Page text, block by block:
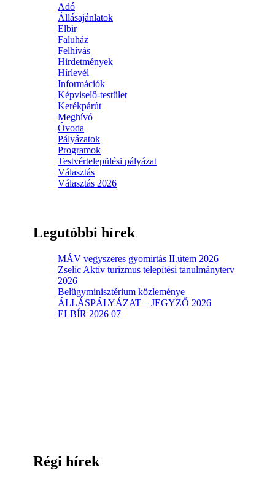
Adó
Állásajánlatok
Elbir
Faluház
Felhívás
Hirdetmények
Hírlevél
Információk
Képviselő-testület
Kerékpárút
Meghívó
Óvoda
Pályázatok
Programok
Testvértelepülési pályázat
Választás
Választás 2026
Legutóbbi hírek
MÁV vegyszeres gyomirtás II.ütem 2026
Zselic Aktív turizmus telepítési tanulmányterv
2026
Belügyminisztérium közleménye
ÁLLÁSPÁLYÁZAT – JEGYZŐ 2026
ELBÍR 2026 07
Régi hírek